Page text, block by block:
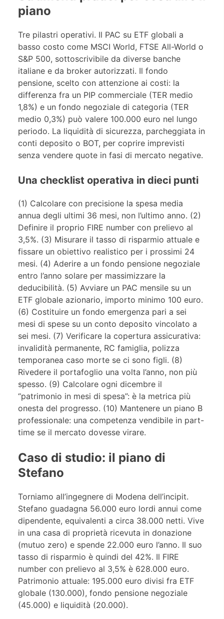
piano
Tre pilastri operativi. Il PAC su ETF globali a
basso costo come MSCI World, FTSE All-World o
S&P 500, sottoscrivibile da diverse banche
italiane e da broker autorizzati. Il fondo
pensione, scelto con attenzione ai costi: la
differenza fra un PIP commerciale (TER medio
1,8%) e un fondo negoziale di categoria (TER
medio 0,3%) può valere 100.000 euro nel lungo
periodo. La liquidità di sicurezza, parcheggiata in
conti deposito o BOT, per coprire imprevisti
senza vendere quote in fasi di mercato negative.
Una checklist operativa in dieci punti
(1) Calcolare con precisione la spesa media
annua degli ultimi 36 mesi, non l’ultimo anno. (2)
Definire il proprio FIRE number con prelievo al
3,5%. (3) Misurare il tasso di risparmio attuale e
fissare un obiettivo realistico per i prossimi 24
mesi. (4) Aderire a un fondo pensione negoziale
entro l’anno solare per massimizzare la
deducibilità. (5) Avviare un PAC mensile su un
ETF globale azionario, importo minimo 100 euro.
(6) Costituire un fondo emergenza pari a sei
mesi di spese su un conto deposito vincolato a
sei mesi. (7) Verificare la copertura assicurativa:
invalidità permanente, RC famiglia, polizza
temporanea caso morte se ci sono figli. (8)
Rivedere il portafoglio una volta l’anno, non più
spesso. (9) Calcolare ogni dicembre il
“patrimonio in mesi di spesa”: è la metrica più
onesta del progresso. (10) Mantenere un piano B
professionale: una competenza vendibile in part-
time se il mercato dovesse virare.
Caso di studio: il piano di
Stefano
Torniamo all’ingegnere di Modena dell’incipit.
Stefano guadagna 56.000 euro lordi annui come
dipendente, equivalenti a circa 38.000 netti. Vive
in una casa di proprietà ricevuta in donazione
(mutuo zero) e spende 22.000 euro l’anno. Il suo
tasso di risparmio è quindi del 42%. Il FIRE
number con prelievo al 3,5% è 628.000 euro.
Patrimonio attuale: 195.000 euro divisi fra ETF
globale (130.000), fondo pensione negoziale
(45.000) e liquidità (20.000).